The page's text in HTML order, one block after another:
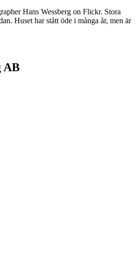
Hans Wessberg on Flickr. Stora
Huset har stått öde i många år, men är
AB